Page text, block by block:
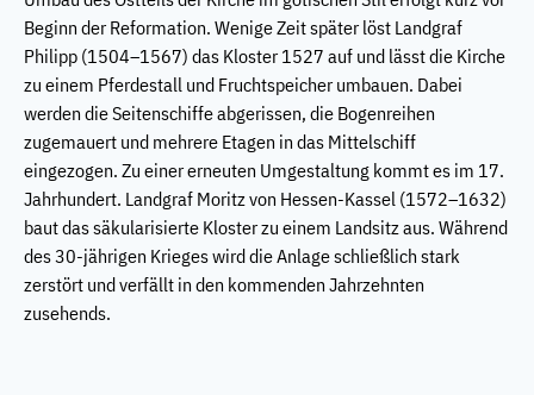
Beginn der Reformation. Wenige Zeit später löst Landgraf
Philipp (1504–1567) das Kloster 1527 auf und lässt die Kirche
zu einem Pferdestall und Fruchtspeicher umbauen. Dabei
werden die Seitenschiffe abgerissen, die Bogenreihen
zugemauert und mehrere Etagen in das Mittelschiff
eingezogen. Zu einer erneuten Umgestaltung kommt es im 17.
Jahrhundert. Landgraf Moritz von Hessen-Kassel (1572–1632)
baut das säkularisierte Kloster zu einem Landsitz aus. Während
des 30-jährigen Krieges wird die Anlage schließlich stark
zerstört und verfällt in den kommenden Jahrzehnten
zusehends.